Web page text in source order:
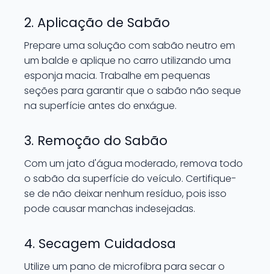
2. Aplicação de Sabão
Prepare uma solução com sabão neutro em
um balde e aplique no carro utilizando uma
esponja macia. Trabalhe em pequenas
seções para garantir que o sabão não seque
na superfície antes do enxágue.
3. Remoção do Sabão
Com um jato d'água moderado, remova todo
o sabão da superfície do veículo. Certifique-
se de não deixar nenhum resíduo, pois isso
pode causar manchas indesejadas.
4. Secagem Cuidadosa
Utilize um pano de microfibra para secar o